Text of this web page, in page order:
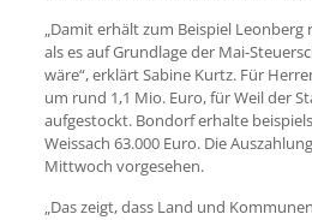
„Damit erhält zum Beispiel Leonberg
als es auf Grundlage der Mai-
wäre“, erklärt Sabine Kurtz. Für
um rund 1,1 Mio. Euro, für Weil der
aufgestockt. Bondorf erhalte
Weissach 63.000 Euro. Die
Mittwoch vorgesehen.
„Das zeigt, dass Land und